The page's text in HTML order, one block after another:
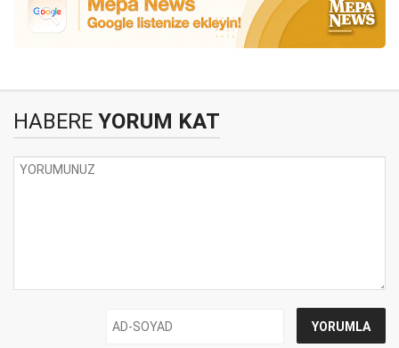
HABERE YORUM KAT